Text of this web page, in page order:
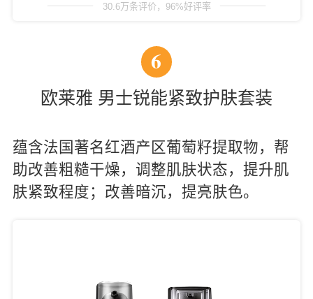
30.6万条评价，96%好评率
6
欧莱雅 男士锐能紧致护肤套装
蕴含法国著名红酒产区葡萄籽提取物，帮
助改善粗糙干燥，调整肌肤状态，提升肌
肤紧致程度；改善暗沉，提亮肤色。